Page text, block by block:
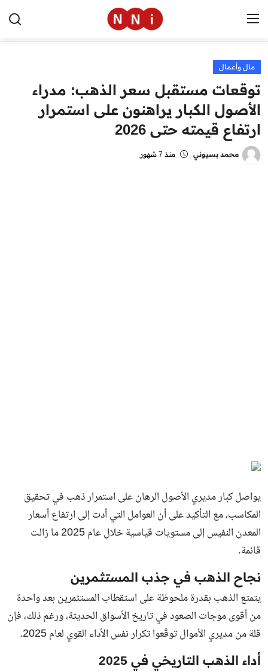
الرئيسية
اخبار مصر
العالم
الرياضة
مال وأعمال
توقعات مستقبل سعر الذهب: مدراء
الأصول الكبار يراهنون على استمرار
ارتفاع قيمته حتى 2026
محمد بسيوني منذ 7 شهور
يواصل كبار مديري الأصول الرهان على استمرار ذهب في تحقيق
المكاسب، مع التأكيد على أن العوامل التي أدت إلى ارتفاع أسعار
المعدن النفيس إلى مستويات قياسية خلال عام 2025 ما زالت
قائمة.
نجاح الذهب في جذب المستثمرين
يتمتع الذهب بقدرة ملحوظة على استقطاب المستثمرين بعد واحدة
من أقوى موجات الصعود في تاريخ الأسواق الحديثة، ورغم ذلك، فإن
قلة من مديري الأموال توقّعوا تكرار نفس الأداء القوي لعام 2025.
أداء الذهب التاريخي في 2025